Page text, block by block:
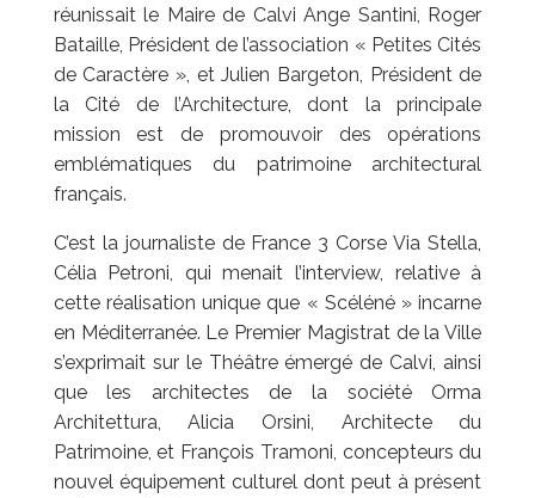
réunissait le Maire de Calvi Ange Santini, Roger
Bataille, Président de l’association « Petites Cités
de Caractère », et Julien Bargeton, Président de
la Cité de l’Architecture, dont la principale
mission est de promouvoir des opérations
emblématiques du patrimoine architectural
français.
C’est la journaliste de France 3 Corse Via Stella,
Célia Petroni, qui menait l’interview, relative à
cette réalisation unique que « Scéléné » incarne
en Méditerranée. Le Premier Magistrat de la Ville
s’exprimait sur le Théâtre émergé de Calvi, ainsi
que les architectes de la société Orma
Architettura, Alicia Orsini, Architecte du
Patrimoine, et François Tramoni, concepteurs du
nouvel équipement culturel dont peut à présent